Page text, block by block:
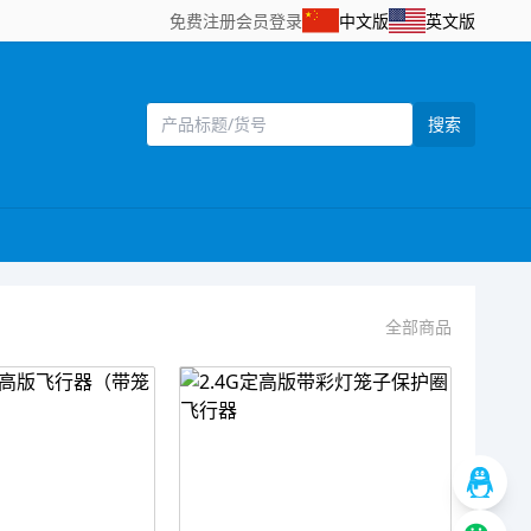
免费注册会员登录 中文版 英文版
搜索
全部商品